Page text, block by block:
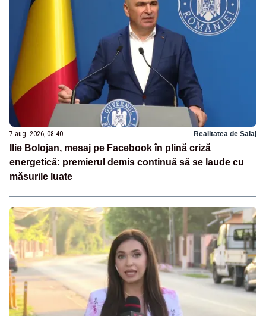
7 aug. 2026, 08:40 Realitatea de Salaj
Ilie Bolojan, mesaj pe Facebook în plină criză
energetică: premierul demis continuă să se laude cu
măsurile luate